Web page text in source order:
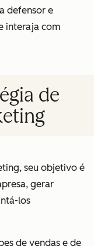
defensor e
interaja com
de
seu objetivo é
gerar
los
de vendas e de